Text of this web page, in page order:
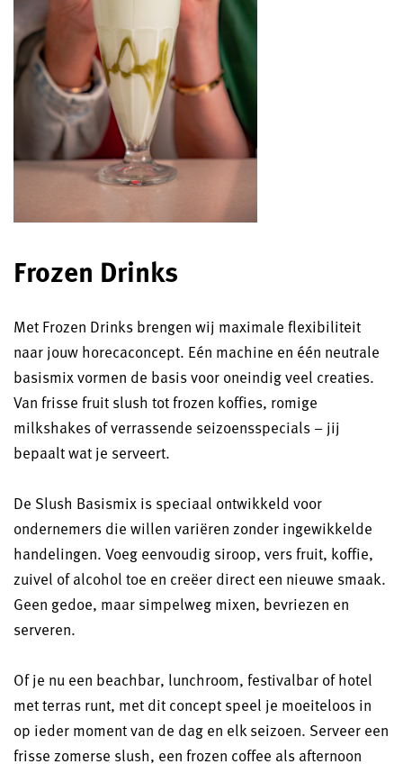
Frozen Drinks
Met Frozen Drinks brengen wij maximale flexibiliteit
naar jouw horecaconcept. Eén machine en één neutrale
basismix vormen de basis voor oneindig veel creaties.
Van frisse fruit slush tot frozen koffies, romige
milkshakes of verrassende seizoensspecials – jij
bepaalt wat je serveert.
De Slush Basismix is speciaal ontwikkeld voor
ondernemers die willen variëren zonder ingewikkelde
handelingen. Voeg eenvoudig siroop, vers fruit, koffie,
zuivel of alcohol toe en creëer direct een nieuwe smaak.
Geen gedoe, maar simpelweg mixen, bevriezen en
serveren.
Of je nu een beachbar, lunchroom, festivalbar of hotel
met terras runt, met dit concept speel je moeiteloos in
op ieder moment van de dag en elk seizoen. Serveer een
frisse zomerse slush, een frozen coffee als afternoon